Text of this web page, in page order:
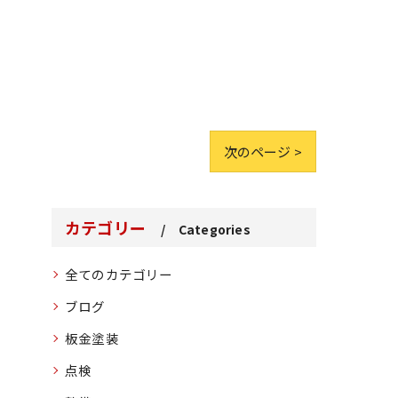
次のページ >
カテゴリー Categories
全てのカテゴリー
ブログ
板金塗装
点検